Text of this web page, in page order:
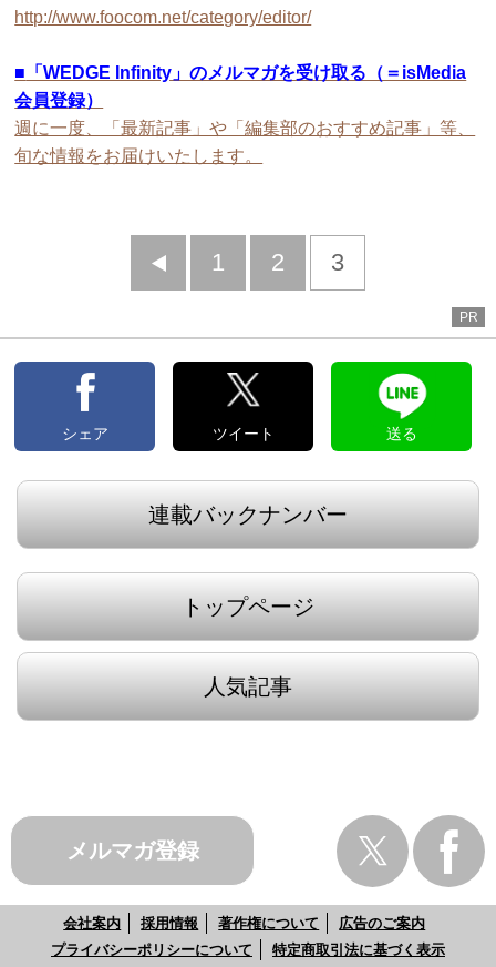
http://www.foocom.net/category/editor/
■ 「WEDGE Infinity」のメルマガを受け取る（＝isMedia
会員登録）
週に一度、「最新記事」や「編集部のおすすめ記事」等、
旬な情報をお届けいたします。
前
1 2 3
PR
シェア ツイート 送る
連載バックナンバー
トップページ
人気記事
メルマガ登録
会社案内 採用情報 著作権について
広告のご案内
プライバシーポリシーについて
特定商取引法に基づく表示